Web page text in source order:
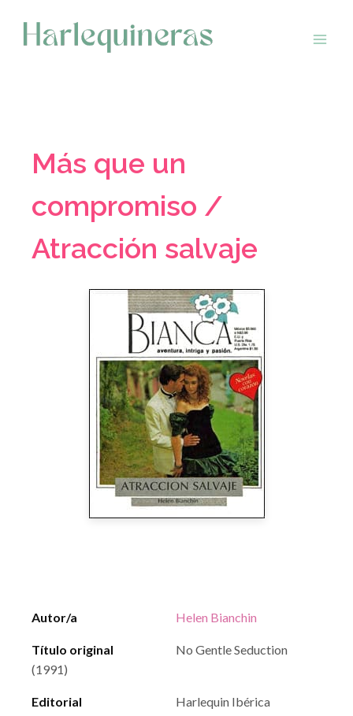
contenido
Más que un
compromiso /
Atracción salvaje
Autor/a Helen Bianchin
Título original
No Gentle Seduction
(1991)
Editorial Harlequin Ibérica